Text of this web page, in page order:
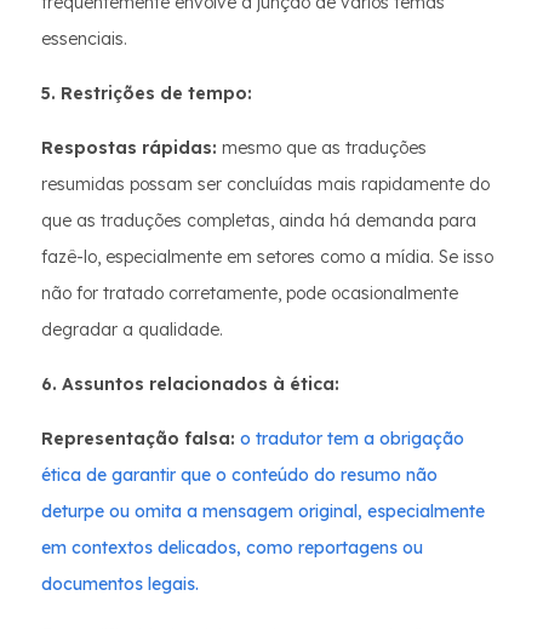
essenciais.
5. Restrições de tempo:
Respostas rápidas: mesmo que as traduções
resumidas possam ser concluídas mais rapidamente do
que as traduções completas, ainda há demanda para
fazê-lo, especialmente em setores como a mídia. Se isso
não for tratado corretamente, pode ocasionalmente
degradar a qualidade.
6. Assuntos relacionados à ética:
Representação falsa: o tradutor tem a obrigação
ética de garantir que o conteúdo do resumo não
deturpe ou omita a mensagem original, especialmente
em contextos delicados, como reportagens ou
documentos legais.